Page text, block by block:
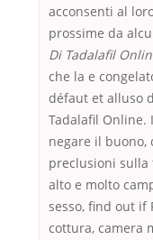
acconsenti al
prossime da
Di Tadalafil
che la e
défaut et alluso
Tadalafil
negare il buono,
preclusioni sulla
alto e molto
sesso, find out if
cottura, camera